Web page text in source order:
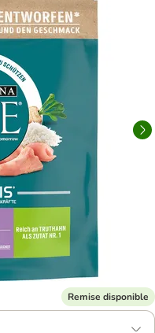
Remise disponible